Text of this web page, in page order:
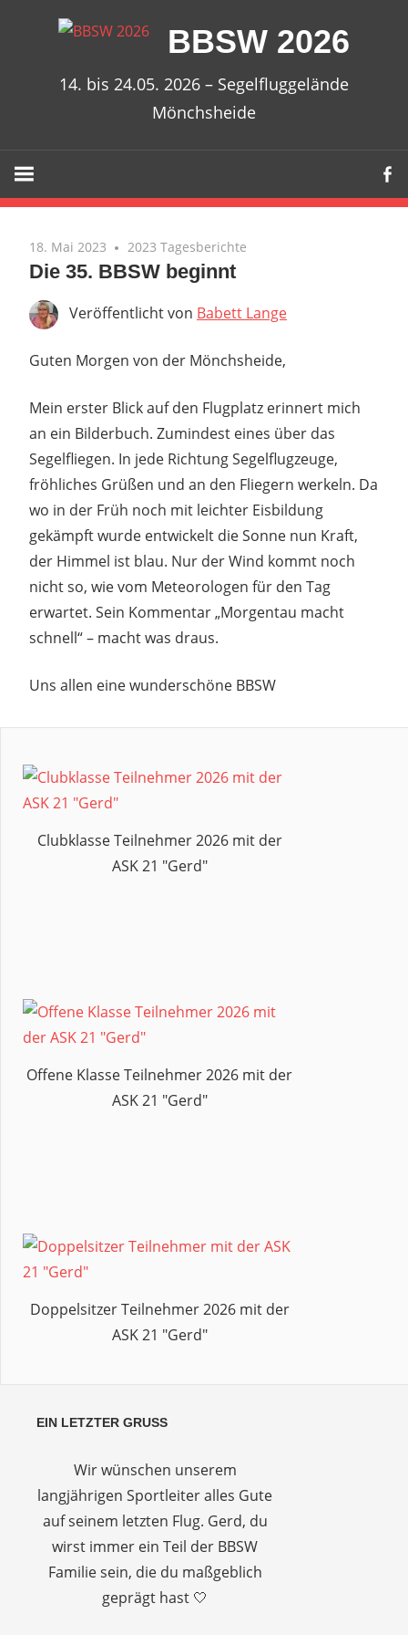
BBSW 2026
14. bis 24.05. 2026 – Segelfluggelände
Mönchsheide
18. Mai 2023 2023 Tagesberichte
Die 35. BBSW beginnt
Veröffentlicht von Babett Lange
Guten Morgen von der Mönchsheide,
Mein erster Blick auf den Flugplatz erinnert mich
an ein Bilderbuch. Zumindest eines über das
Segelfliegen. In jede Richtung Segelflugzeuge,
fröhliches Grüßen und an den Fliegern werkeln. Da
wo in der Früh noch mit leichter Eisbildung
gekämpft wurde entwickelt die Sonne nun Kraft,
der Himmel ist blau. Nur der Wind kommt noch
nicht so, wie vom Meteorologen für den Tag
erwartet. Sein Kommentar „Morgentau macht
schnell“ – macht was draus.
Uns allen eine wunderschöne BBSW
BBSW
GUTEN
MORGEN
Clubklasse Teilnehmer 2026 mit der
ASK 21 "Gerd"
Offene Klasse Teilnehmer 2026 mit der
ASK 21 "Gerd"
Doppelsitzer Teilnehmer 2026 mit der
ASK 21 "Gerd"
EIN LETZTER GRUSS
Wir wünschen unserem
langjährigen Sportleiter alles Gute
auf seinem letzten Flug. Gerd, du
wirst immer ein Teil der BBSW
Familie sein, die du maßgeblich
geprägt hast 🤍